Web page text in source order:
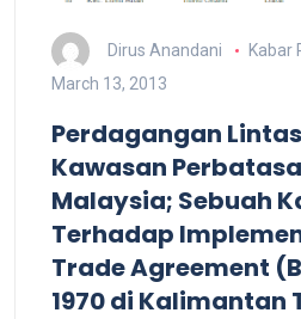
Dirus Anandani
Kabar
March 13, 2013
Perdagangan
Kawasan
Malaysia; Sebuah
Terhadap
Trade Agreement
1970 di Kalimantan